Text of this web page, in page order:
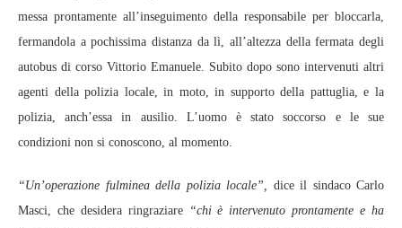
messa prontamente all’inseguimento della responsabile per bloccarla,
fermandola a pochissima distanza da lì, all’altezza della fermata degli
autobus di corso Vittorio Emanuele. Subito dopo sono intervenuti altri
agenti della polizia locale, in moto, in supporto della pattuglia, e la
polizia, anch’essa in ausilio. L’uomo è stato soccorso e le sue
condizioni non si conoscono, al momento.
“Un’operazione fulminea della polizia locale”, dice il sindaco Carlo
Masci, che desidera ringraziare “chi è intervenuto prontamente e ha